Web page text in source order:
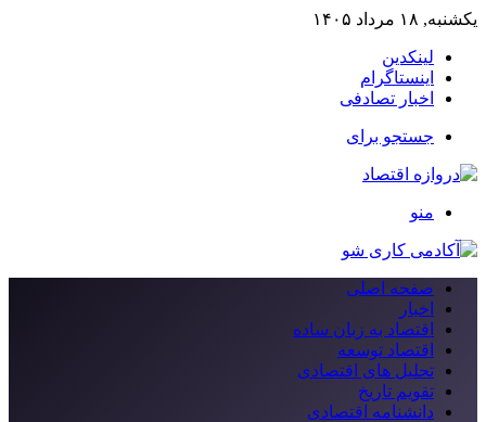
یکشنبه, ۱۸ مرداد ۱۴۰۵
لینکدین
اینستاگرام
اخبار تصادفی
جستجو برای
منو
صفحه اصلی
اخبار
اقتصاد به زبان ساده
اقتصاد توسعه
تحلیل های اقتصادی
تقویم تاریخ
دانشنامه اقتصادی